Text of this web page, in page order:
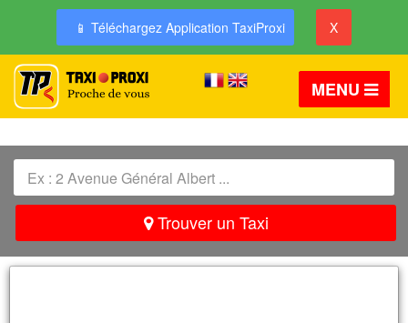
📱 Téléchargez Application TaxiProxi X
MENU
Trouver un Taxi
MENU